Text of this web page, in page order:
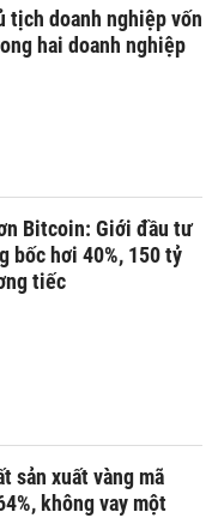
tịch doanh nghiệp vốn
hai doanh nghiệp
Bitcoin: Giới đầu tư
bốc hơi 40%, 150 tỷ
tiếc
sản xuất vàng mã
không vay một